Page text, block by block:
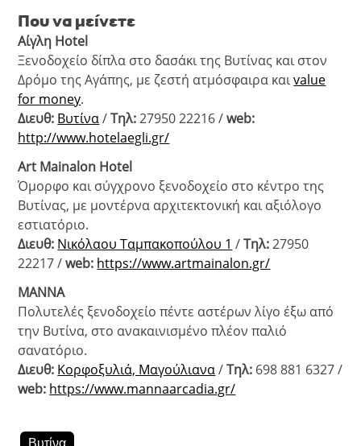
Που να μείνετε
Αίγλη Hotel
Ξενοδοχείο δίπλα στο δασάκι της Βυτίνας και στον
Δρόμο της Αγάπης, με ζεστή ατμόσφαιρα καιvalue
for money.
Διευθ: Βυτίνα/Τηλ:27950 22216 /web:
http://www.hotelaegli.gr/
Art Mainalon Hotel
Όμορφο και σύγχρονο ξενοδοχείο στο κέντρο της
Βυτίνας, με μοντέρνα αρχιτεκτονική και αξιόλογο
εστιατόριο.
Διευθ: Νικόλαου Ταμπακοπούλου 1 /Τηλ:27950
22217 /web: https://www.artmainalon.gr/
ΜΑΝΝΑ
Πολυτελές ξενοδοχείο πέντε αστέρων λίγο έξω από
την Βυτίνα, στο ανακαινισμένο πλέον παλιό
σανατόριο.
Διευθ: Kορφοξυλιά, Μαγούλιανα/Τηλ: 698 881 6327 /
web: https://www.mannaarcadia.gr/
Βυτίνα